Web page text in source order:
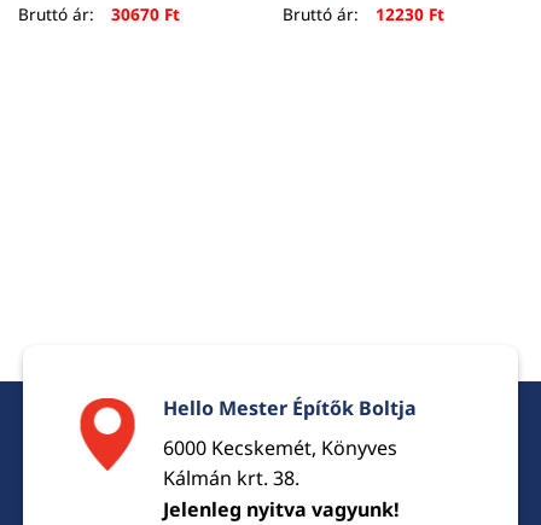
Bruttó ár:
30670 Ft
Bruttó ár:
12230 Ft
Hello Mester Építők Boltja
6000 Kecskemét, Könyves
Kálmán krt. 38.
Jelenleg nyitva vagyunk!